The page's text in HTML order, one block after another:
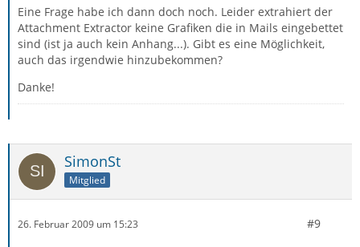
Eine Frage habe ich dann doch noch. Leider extrahiert der
Attachment Extractor keine Grafiken die in Mails eingebettet
sind (ist ja auch kein Anhang...). Gibt es eine Möglichkeit,
auch das irgendwie hinzubekommen?
Danke!
SimonSt
Mitglied
26. Februar 2009 um 15:23 #9